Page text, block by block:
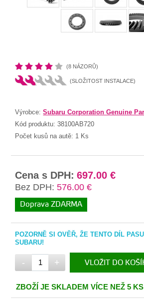
(8 NÁZORŮ)
(SLOŽITOST INSTALACE)
Výrobce:Subaru Corporation Genuine
Kód produktu:38100AB720
Počet kusů na autě: 1 Ks
Cena s DPH: 697.00 €
Bez DPH: 576.00 €
Doprava ZDARMA
POZORNĚ SI OVĚŘ, ŽE TENTO DÍL
SUBARU!
- + VLOŽIT DO
V KOŠÍKU
ZBOŽÍ JE SKLADEM VÍCE NEŽ 5 KS